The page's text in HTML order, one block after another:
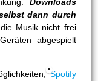
dann durch
Musik nicht frei
abgespielt
Spotify